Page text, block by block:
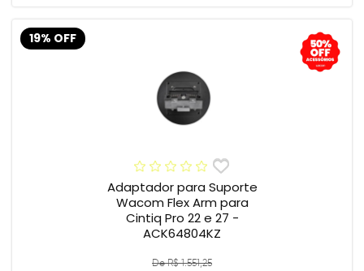
19% OFF
Adaptador para Suporte
Wacom Flex Arm para
Cintiq Pro 22 e 27 -
ACK64804KZ
De R$ 1.551,25